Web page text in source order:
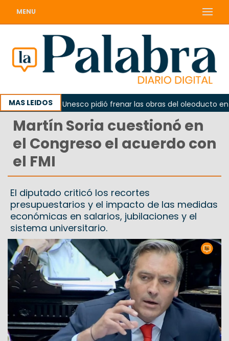
MENU
MAS LEIDOSLa Unesco pidió frenar las obras del oleoducto en
Martín Soria cuestionó en
el Congreso el acuerdo con
el FMI
El diputado criticó los recortes
presupuestarios y el impacto de las medidas
económicas en salarios, jubilaciones y el
sistema universitario.